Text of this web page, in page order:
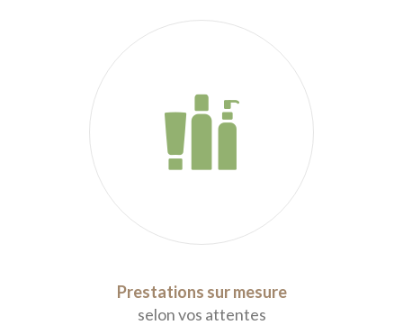
Prestations sur mesure
selon vos attentes